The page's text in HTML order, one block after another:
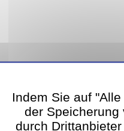
Indem Sie auf
der Speicherung
durch